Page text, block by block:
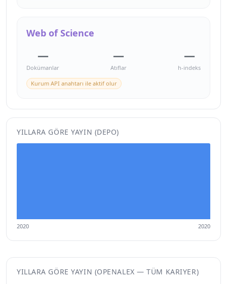
Web of Science
—
Dokümanlar
—
Atıflar
—
h-indeks
Kurum API anahtarı ile aktif olur
YILLARA GÖRE YAYIN (DEPO)
2020 2020
YILLARA GÖRE YAYIN (OPENALEX — TÜM KARIYER)